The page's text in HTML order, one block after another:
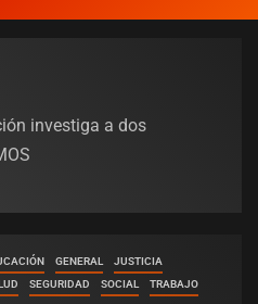
investiga a dos
GENERAL
JUSTICIA
SEGURIDAD SOCIAL TRABAJO